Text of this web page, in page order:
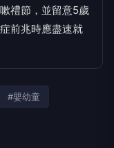
禮節，並留意5歲
前兆時應盡速就
#嬰幼童